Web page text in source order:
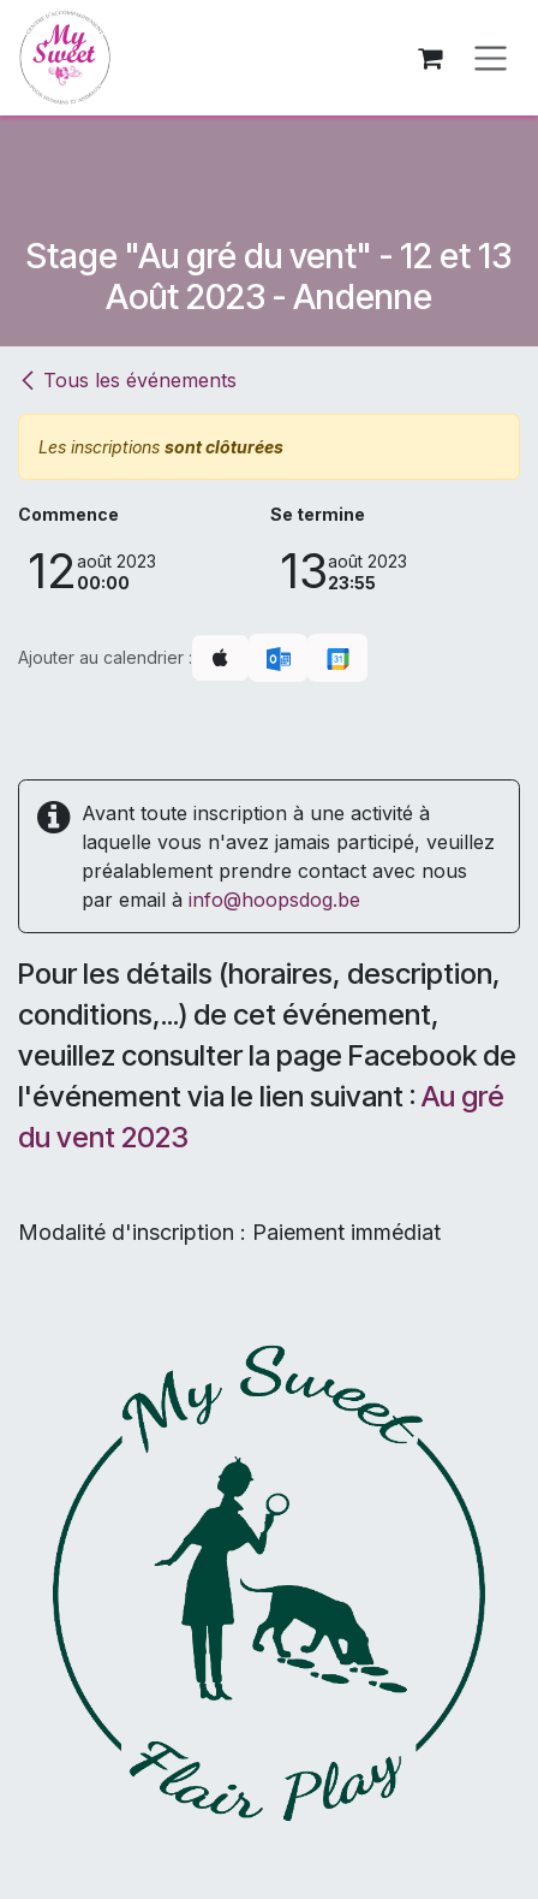
Se rendre au contenu
Stage "Au gré du vent" - 12 et 13
Août 2023 - Andenne
Tous les événements
Les inscriptions sont clôturées
Commence
12août 2023
00:00
Se termine
13août 2023
23:55
Ajouter au calendrier :
Avant toute inscription à une activité à
laquelle vous n'avez jamais participé, veuillez
préalablement prendre contact avec nous
par email à info@hoopsdog.be
Pour les détails (horaires, description,
conditions,...) de cet événement,
veuillez consulter la page Facebook de
l'événement via le lien suivant : Au gré
du vent 2023
Modalité d'inscription : Paiement immédiat